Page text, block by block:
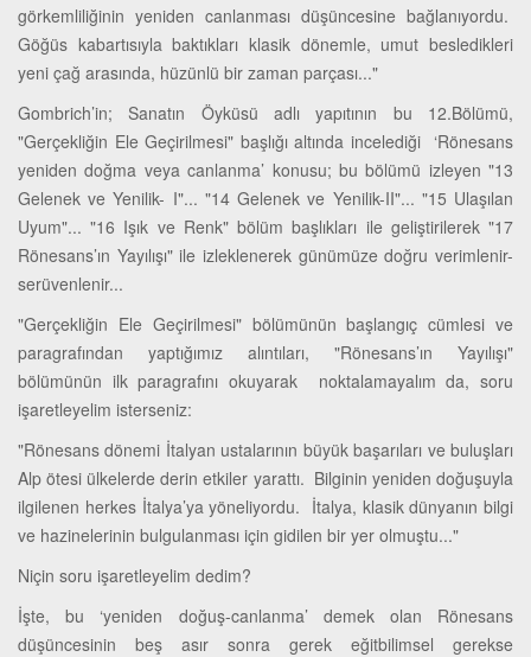
görkemliliğinin yeniden canlanması düşüncesine bağlanıyordu.
Göğüs kabartısıyla baktıkları klasik dönemle, umut besledikleri
yeni çağ arasında, hüzünlü bir zaman parçası..."
Gombrich’in; Sanatın Öyküsü adlı yapıtının bu 12.Bölümü,
"Gerçekliğin Ele Geçirilmesi" başlığı altında incelediği ‘Rönesans
yeniden doğma veya canlanma’ konusu; bu bölümü izleyen "13
Gelenek ve Yenilik- I"... "14 Gelenek ve Yenilik-II"... "15 Ulaşılan
Uyum"... "16 Işık ve Renk" bölüm başlıkları ile geliştirilerek "17
Rönesans’ın Yayılışı" ile izleklenerek günümüze doğru verimlenir-
serüvenlenir...
"Gerçekliğin Ele Geçirilmesi" bölümünün başlangıç cümlesi ve
paragrafından yaptığımız alıntıları, "Rönesans’ın Yayılışı"
bölümünün ilk paragrafını okuyarak noktalamayalım da, soru
işaretleyelim isterseniz:
"Rönesans dönemi İtalyan ustalarının büyük başarıları ve buluşları
Alp ötesi ülkelerde derin etkiler yarattı. Bilginin yeniden doğuşuyla
ilgilenen herkes İtalya’ya yöneliyordu. İtalya, klasik dünyanın bilgi
ve hazinelerinin bulgulanması için gidilen bir yer olmuştu..."
Niçin soru işaretleyelim dedim?
İşte, bu ‘yeniden doğuş-canlanma’ demek olan Rönesans
düşüncesinin beş asır sonra gerek eğitbilimsel gerekse